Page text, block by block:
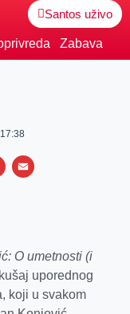
Santos uživo
Zabava
17:38
X
E
l
O umetnosti (i
uporednog
koji u svakom